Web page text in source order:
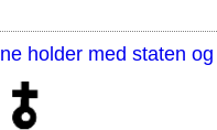
holder med staten